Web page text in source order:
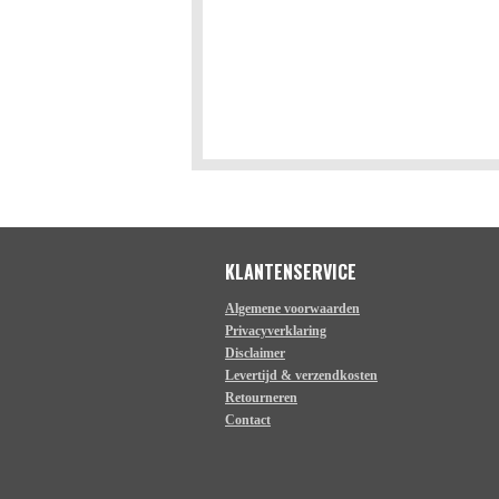
KLANTENSERVICE
Algemene voorwaarden
Privacyverklaring
Disclaimer
Levertijd & verzendkosten
Retourneren
Contact